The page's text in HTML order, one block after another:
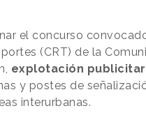
el concurso
(CRT) de la
explotación
y postes de
interurbanas.